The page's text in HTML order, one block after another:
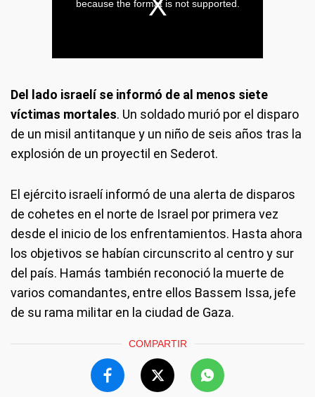
Del lado israelí se informó de al menos siete
víctimas mortales. Un soldado murió por el disparo
de un misil antitanque y un niño de seis años tras la
explosión de un proyectil en Sederot.
El ejército israelí informó de una alerta de disparos
de cohetes en el norte de Israel por primera vez
desde el inicio de los enfrentamientos. Hasta ahora
los objetivos se habían circunscrito al centro y sur
del país. Hamás también reconoció la muerte de
varios comandantes, entre ellos Bassem Issa, jefe
de su rama militar en la ciudad de Gaza.
COMPARTIR